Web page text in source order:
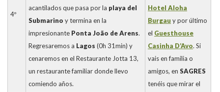
4º
acantilados que pasa por la playa del
Submarino y termina en la
impresionante Ponta João de Arens.
Regresaremos a Lagos (0h 31min) y
cenaremos en el Restaurante Jotta 13,
un restaurante familiar donde llevo
comiendo años.
Hotel Aloha
Burgau y por último
el Guesthouse
Casinha D’Avo. Si
vais en familia o
amigos, en SAGRES
tenéis que mirar el